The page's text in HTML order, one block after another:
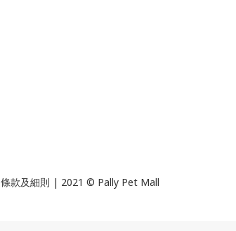
條款及細則 | 2021 © Pally Pet Mall